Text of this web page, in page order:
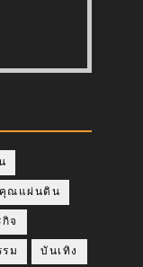
ณแผ่นดิน
กิจ
ม บันเทิง